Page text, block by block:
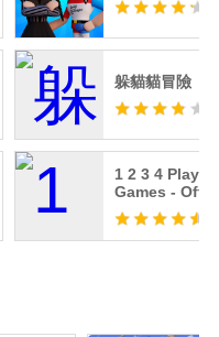
躲貓貓冒險
1 2 3 4 Player
Games -